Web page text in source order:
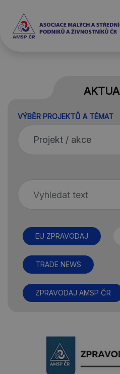
VÝBĚR PROJEKTŮ A TÉMAT
EU ZPRAVODAJ
TRADE NEWS
ZPRAVODAJ AMSP ČR